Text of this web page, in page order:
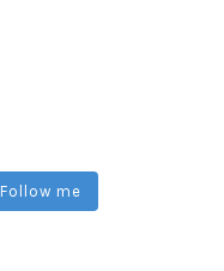
Follow me